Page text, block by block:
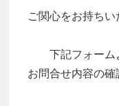
ご関心をお持ち
下記フォーム
お問合せ内容の